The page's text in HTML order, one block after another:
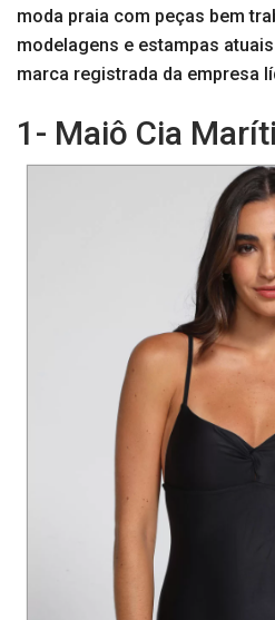
moda praia com peças bem
modelagens e estampas
marca registrada da empresa
1- Maiô Cia